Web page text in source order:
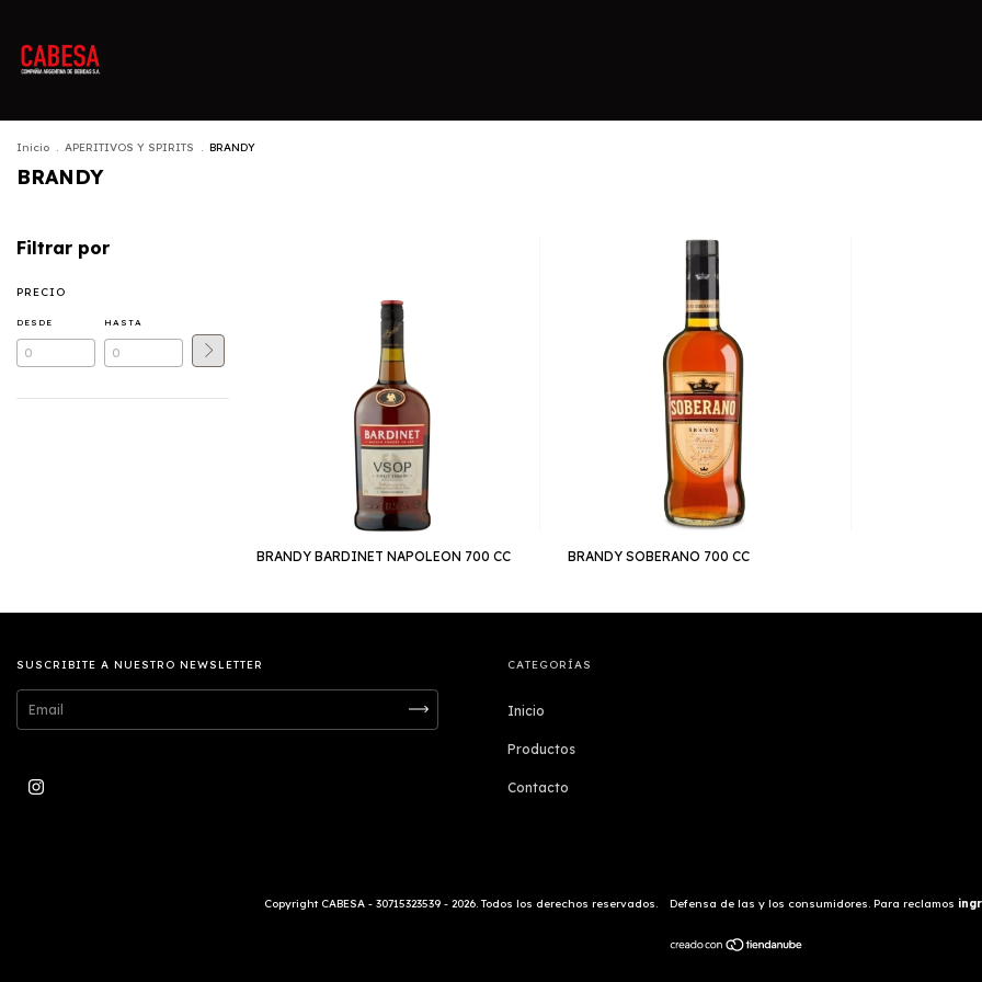
Inicio . APERITIVOS Y SPIRITS . BRANDY
BRANDY
Filtrar por
PRECIO
DESDE HASTA
BRANDY BARDINET NAPOLEON 700 CC BRANDY SOBERANO 700 CC
SUSCRIBITE A NUESTRO NEWSLETTER CATEGORÍAS
Inicio
Productos
Contacto
Copyright CABESA - 30715323539 - 2026. Todos los derechos reservados. Defensa de las y los consumidores. Para reclamos